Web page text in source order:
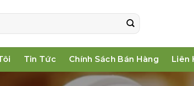
Tin Tức Chính Sách Bán Hàng Liên